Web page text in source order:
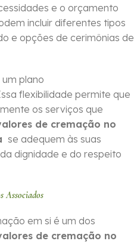
e o orçamento
incluir diferentes tipos
e opções de cerimônias de
plano
flexibilidade permite que
os serviços que
de cremação no
se adequem às suas
dignidade e do respeito
Associados
em si é um dos
de cremação no